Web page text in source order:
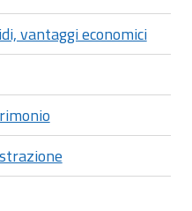
vantaggi economici